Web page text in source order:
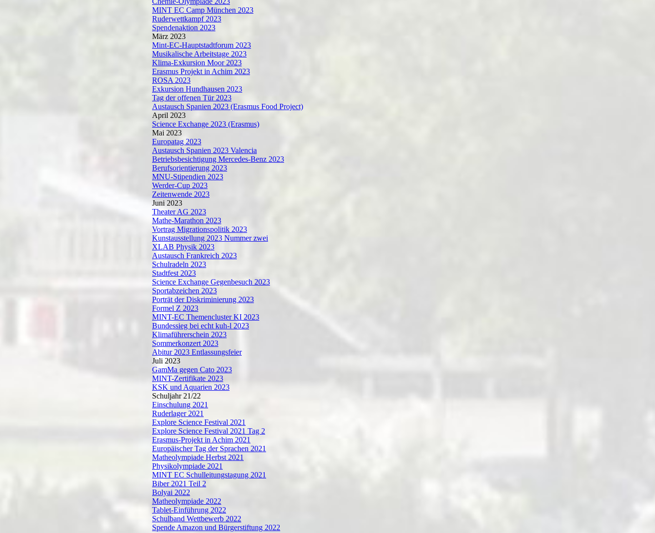
MINT EC Camp München 2023
Ruderwettkampf 2023
Spendenaktion 2023
März 2023
Mint-EC-Hauptstadtforum 2023
Musikalische Arbeitstage 2023
Klima-Exkursion Moor 2023
Erasmus Projekt in Achim 2023
ROSA 2023
Exkursion Hundhausen 2023
Tag der offenen Tür 2023
Austausch Spanien 2023 (Erasmus Food Project)
April 2023
Science Exchange 2023 (Erasmus)
Mai 2023
Europatag 2023
Austausch Spanien 2023 Valencia
Betriebsbesichtigung Mercedes-Benz 2023
Berufsorientierung 2023
MNU-Stipendien 2023
Werder-Cup 2023
Zeitenwende 2023
Juni 2023
Theater AG 2023
Mathe-Marathon 2023
Vortrag Migrationspolitik 2023
Kunstausstellung 2023 Nummer zwei
XLAB Physik 2023
Austausch Frankreich 2023
Schulradeln 2023
Stadtfest 2023
Science Exchange Gegenbesuch 2023
Sportabzeichen 2023
Porträt der Diskriminierung 2023
Formel Z 2023
MINT-EC Themencluster KI 2023
Bundessieg bei echt kuh-l 2023
Klimaführerschein 2023
Sommerkonzert 2023
Abitur 2023 Entlassungsfeier
Juli 2023
GamMa gegen Cato 2023
MINT-Zertifikate 2023
KSK und Aquarien 2023
Schuljahr 21/22
Einschulung 2021
Ruderlager 2021
Explore Science Festival 2021
Explore Science Festival 2021 Tag 2
Erasmus-Projekt in Achim 2021
Europäischer Tag der Sprachen 2021
Matheolympiade Herbst 2021
Physikolympiade 2021
MINT EC Schulleitungstagung 2021
Biber 2021 Teil 2
Bolyai 2022
Matheolympiade 2022
Tablet-Einführung 2022
Schulband Wettbewerb 2022
Spende Amazon und Bürgerstiftung 2022